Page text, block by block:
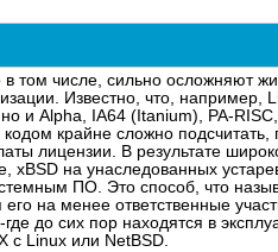
том числе, сильно осложняют
Известно, что, например,
и Alpha, IA64 (Itanium), PA-
крайне сложно подсчитать,
лицензии. В результате
xBSD на унаследованных
ПО. Это способ, что
на менее ответственные
до сих пор находятся в
с Linux или NetBSD.